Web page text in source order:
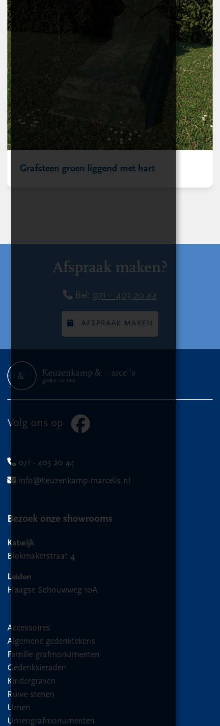
Grafsteen groen liggend met hart
Afspraak maken?
Bel: 071 – 403 20 44
AFSPRAAK MAKEN
Volg ons op
071 - 403 20 44
info@keuzenkamp-marcelis.nl
Bezoek onze showrooms
Katwijk
Blokmakerstraat 4
Leiden
Haagse Schouwweg 10A
Accessoires
Algemene gedenktekens
Familie grafmonumenten
Gedenksieraden
Kindergraven
Ruwe stenen
Urnen
Urnengrafmonumenten